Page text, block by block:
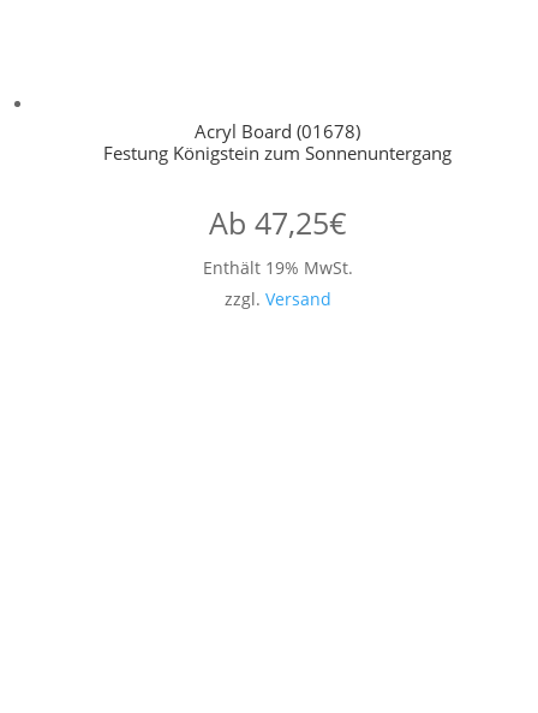
Acryl Board (01678)
Festung Königstein zum Sonnenuntergang
Ab 47,25€
Enthält 19% MwSt.
zzgl. Versand